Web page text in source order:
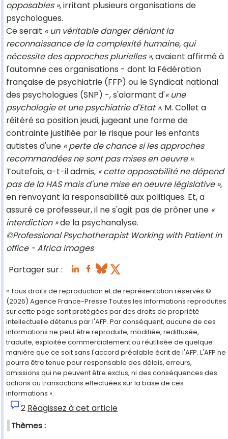
opposables », irritant plusieurs organisations de
psychologues.
Ce serait « un véritable danger déniant la
reconnaissance de la complexité humaine, qui
nécessite des approches plurielles », avaient affirmé à
l'automne ces organisations - dont la Fédération
française de psychiatrie (FFP) ou le Syndicat national
des psychologues (SNP) -, s'alarmant d'« une
psychologie et une psychiatrie d'Etat ». M. Collet a
réitéré sa position jeudi, jugeant une forme de
contrainte justifiée par le risque pour les enfants
autistes d'une « perte de chance si les approches
recommandées ne sont pas mises en oeuvre ».
Toutefois, a-t-il admis, « cette opposabilité ne dépend
pas de la HAS mais d'une mise en oeuvre législative »,
en renvoyant la responsabilité aux politiques. Et, a
assuré ce professeur, il ne s'agit pas de prôner une «
interdiction »de la psychanalyse.
©Professional Psychotherapist Working with Patient in
office - Africa images
Partager sur :
« Tous droits de reproduction et de représentation réservés.©
(2026) Agence France-Presse.Toutes les informations reproduites
sur cette page sont protégées par des droits de propriété
intellectuelle détenus par l'AFP. Par conséquent, aucune de ces
informations ne peut être reproduite, modifiée, rediffusée,
traduite, exploitée commercialement ou réutilisée de quelque
manière que ce soit sans l'accord préalable écrit de l'AFP. L'AFP ne
pourra être tenue pour responsable des délais, erreurs,
omissions qui ne peuvent être exclus, ni des conséquences des
actions ou transactions effectuées sur la base de ces
informations ».
2 Réagissez à cet article
Thèmes :